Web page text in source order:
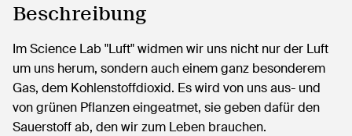
Beschreibung
Im Science Lab "Luft" widmen wir uns nicht nur der Luft
um uns herum, sondern auch einem ganz besonderem
Gas, dem Kohlenstoffdioxid. Es wird von uns aus- und
von grünen Pflanzen eingeatmet, sie geben dafür den
Sauerstoff ab, den wir zum Leben brauchen.